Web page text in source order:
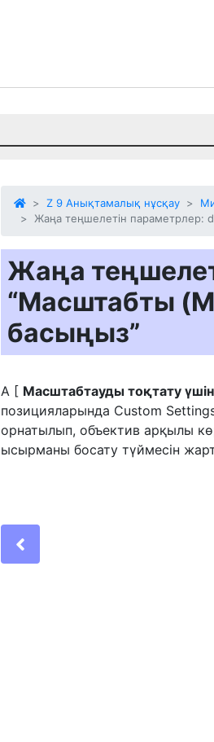
Z 9 Анықтамалық нұсқау
Жаңа теңшелетін параметрлер:
Жаңа
“Масштабты
басыңыз”
A [ Масштабтауды тоқтату
позицияларында Custom
орнатылып, объектив арқылы
ысырманы босату түймесін